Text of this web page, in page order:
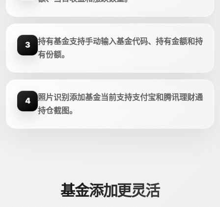
3
持有基金支持手动输入基金代码、持有金额和持
有份额。
4
照片识别添加基金当前支持支付宝和腾讯理财通
持仓截图。
基金添加更灵活